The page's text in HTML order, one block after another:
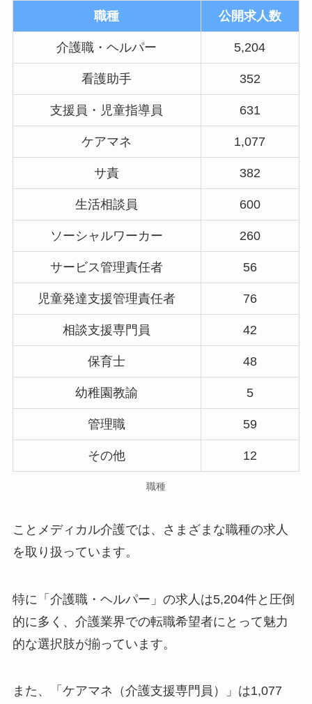
職種 公開求人数
介護職・ヘルパー 5,204
看護助手 352
支援員・児童指導員 631
ケアマネ 1,077
サ責 382
生活相談員 600
ソーシャルワーカー 260
サービス管理責任者 56
児童発達支援管理責任者 76
相談支援専門員 42
保育士 48
幼稚園教諭 5
管理職 59
その他 12
職種
ことメディカル介護では、さまざまな職種の求人
を取り扱っています。
特に「介護職・ヘルパー」の求人は5,204件と圧倒
的に多く、介護業界での転職希望者にとって魅力
的な選択肢が揃っています。
また、「ケアマネ（介護支援専門員）」は1,077